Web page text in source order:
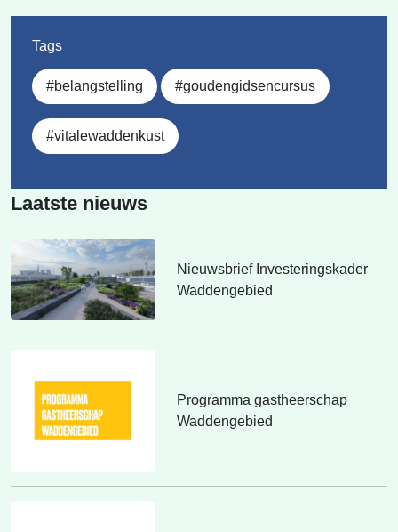
Tags
#belangstelling #goudengidsencursus
#vitalewaddenkust
Laatste nieuws
Nieuwsbrief Investeringskader
Waddengebied
Programma gastheerschap
Waddengebied